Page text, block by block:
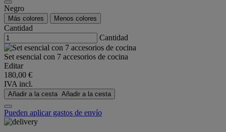
Negro
Más colores Menos colores
Cantidad
Cantidad
Set esencial con 7 accesorios de cocina
Editar
180,00 €
IVA incl.
Añadir a la cesta Añadir a la cesta
Pueden aplicar gastos de envío